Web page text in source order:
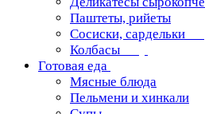
Паштеты, рийеты
Сосиски, сардельки
Колбасы
Готовая еда
Мясные блюда
Пельмени и хинкали